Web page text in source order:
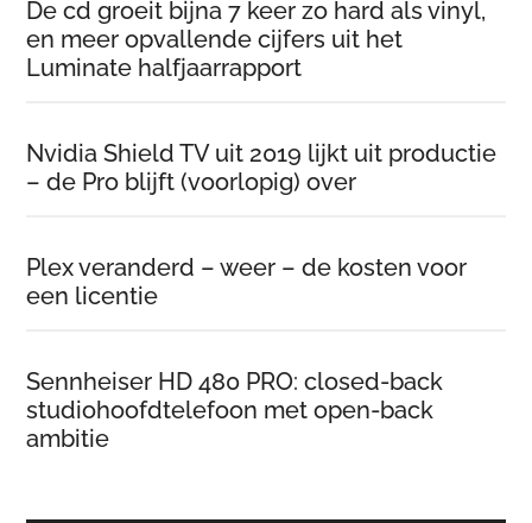
De cd groeit bijna 7 keer zo hard als vinyl,
en meer opvallende cijfers uit het
Luminate halfjaarrapport
Nvidia Shield TV uit 2019 lijkt uit productie
– de Pro blijft (voorlopig) over
Plex veranderd – weer – de kosten voor
een licentie
Sennheiser HD 480 PRO: closed-back
studiohoofdtelefoon met open-back
ambitie